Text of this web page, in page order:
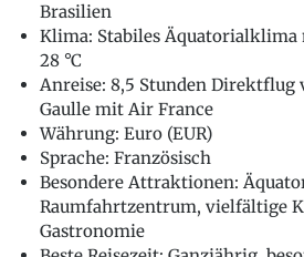
Brasilien
Klima: Stabiles
28 °C
Anreise: 8,5 Stunden Direktflug
Gaulle mit Air France
Währung: Euro (EUR)
Sprache: Französisch
Besondere Attraktionen:
Raumfahrtzentrum, vielfältige
Gastronomie